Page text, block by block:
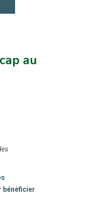
au
bénéficier